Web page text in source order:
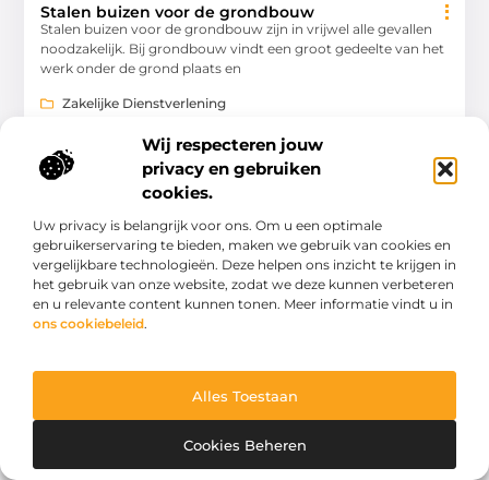
Wij respecteren jouw
privacy en gebruiken
cookies.
Uw privacy is belangrijk voor ons. Om u een optimale
gebruikerservaring te bieden, maken we gebruik van cookies en
vergelijkbare technologieën. Deze helpen ons inzicht te krijgen in
het gebruik van onze website, zodat we deze kunnen verbeteren
en u relevante content kunnen tonen. Meer informatie vindt u in
ons cookiebeleid.
Alles Toestaan
Cookies Beheren
Stalen buizen voor de grondbouw
Stalen buizen voor de grondbouw zijn in vrijwel alle gevallen
noodzakelijk. Bij grondbouw vindt een groot gedeelte van het
werk onder de grond plaats en
Zakelijke Dienstverlening
ZAKELIJKE DIENSTVERLENING
werkhoogtes kopen
Dit bedrijf levert hoogwerkers van de Duitse